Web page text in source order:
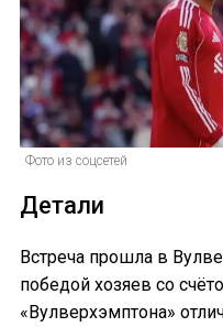
Фото из соцсетей
Детали
Встреча прошла в
победой хозяев со
«Вулверхэмптона»